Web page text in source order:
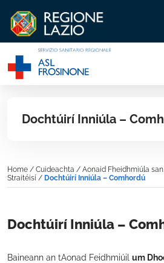
Dochtúirí Inniúla –
Home / Cuideachta / Aonaid Fheidhmiúla
Straitéisí / Dochtúirí Inniúla – Comhordú
Dochtúirí Inniúla –
Baineann an tAonad Feidhmiúil um